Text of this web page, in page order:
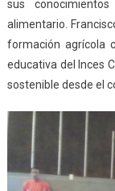
sus
alimentario.
formación agrícola
educativa del Inces
sostenible desde el